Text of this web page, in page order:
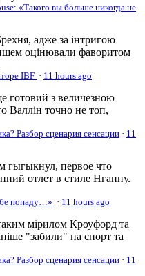
«Такого вы больше никогда не
адже за інтригою
оцінювали фаворитом
IBF · 11 hours ago
готовий з величезною
Валлін точно не топ,
Разбор сценария сенсации · 11
гыгыкнул, первое что
отлет в стиле Нганну.
попаду…» · 11 hours ago
мірилом Кроуфорд та
"забили" на спорт та
Разбор сценария сенсации · 11